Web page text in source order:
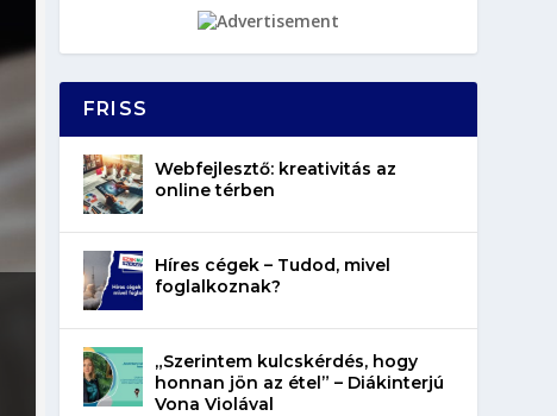
FRISS
Webfejlesztő: kreativitás az
online térben
Híres cégek – Tudod, mivel
foglalkoznak?
„Szerintem kulcskérdés, hogy
honnan jön az étel” – Diákinterjú
Vona Violával